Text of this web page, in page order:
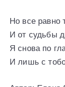
Но все равно
И от судьбы
Я снова по
И лишь с